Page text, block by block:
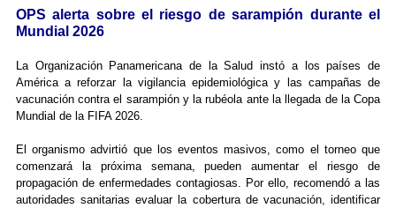
OPS alerta sobre el riesgo de sarampión durante el
Mundial 2026
La Organización Panamericana de la Salud instó a los países de
América a reforzar la vigilancia epidemiológica y las campañas de
vacunación contra el sarampión y la rubéola ante la llegada de la Copa
Mundial de la FIFA 2026.
El organismo advirtió que los eventos masivos, como el torneo que
comenzará la próxima semana, pueden aumentar el riesgo de
propagación de enfermedades contagiosas. Por ello, recomendó a las
autoridades sanitarias evaluar la cobertura de vacunación, identificar